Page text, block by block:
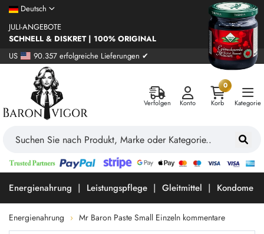
Deutsch
JULI-ANGEBOTE
SCHNELL & DISKRET | 100% ORIGINAL
US
90.357 erfolgreiche Lieferungen ✔
Verfolgen Konto
0
Korb
Kategorie
Energienahrung Leistungspflege Gleitmittel Kondome
Energienahrung Mr Baron Paste Small Einzeln kommentare